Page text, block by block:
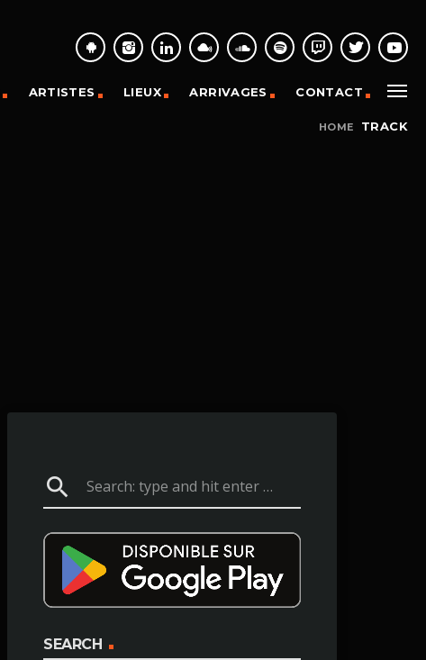
ARTISTES LIEUX ARRIVAGES CONTACT
HOME TRACK
search
SEARCH